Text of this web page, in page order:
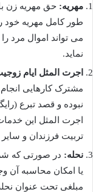
مهریه: حق مهریه زن
طور کامل مهریه خود
می تواند اموال مرد
نماید.
اجرت المثل ایام
مشترک کارهایی
نبوده و قصد تبرع
اجرت المثل این
تربیت فرزندان و
نحله: در صورتی که
یا امکان محاسبه آن
مبلغی تحت عنوان